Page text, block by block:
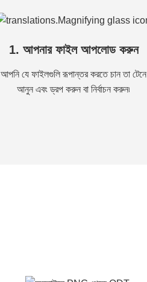
1. আপনার ফাইল আপলোড করুন
আপনি যে ফাইলগুলি রূপান্তর করতে চান তা টেনে
আনুন এবং ড্রপ করুন বা নির্বাচন করুন৷